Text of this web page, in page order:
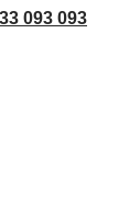
093 093